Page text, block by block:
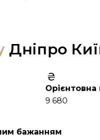
Дніпро
Орієнтовна
9 680
бажанням